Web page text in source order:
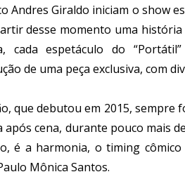
Andres Giraldo iniciam o show
desse momento uma
cada espetáculo do
de uma peça exclusiva, com
que debutou em 2015, sempre
após cena, durante pouco mais
é a harmonia, o timing
Mônica Santos.